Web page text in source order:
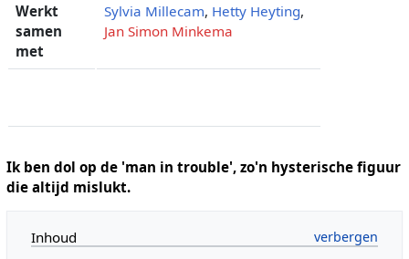
Werkt
samen
met
Sylvia Millecam, Hetty Heyting,
Jan Simon Minkema
Ik ben dol op de 'man in trouble', zo'n hysterische figuur
die altijd mislukt.
Inhoud